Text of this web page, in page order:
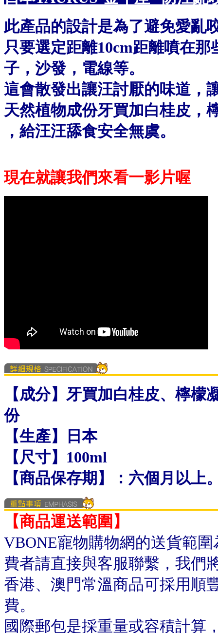
此產品的設計是為了避免愛亂
只要選定距離10cm距離噴在
子，沙發，電線等。
這會散發出讓汪討厭的味道，
天然植物成份牙買加白桂皮，
，給汪汪舔食安全無虞。
現在就讓我們來看一影片喔
【成分】 牙買加白桂皮、檸檬
份
【生產】
日本
【 尺寸】100ml
【商品保存期 】 ：六個月以上
【商品運送範圍】
VBONE寵物購物網的送貨範
費者請直接與客服聯繫，我們
香港、澳門常溫商品可採用順
費。
國際郵包是採重量或容積計